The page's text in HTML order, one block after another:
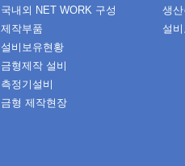
국내외 NET WORK 구성
제작부품
설비보유현황
금형제작 설비
측정기설비
금형 제작현장
생
설